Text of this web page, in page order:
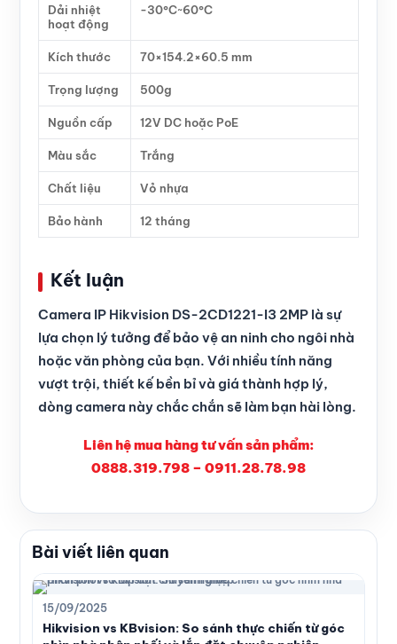
Dải nhiệt
hoạt động
-30°C~60°C
Kích thước 70×154.2×60.5 mm
Trọng lượng 500g
Nguồn cấp 12V DC hoặc PoE
Màu sắc Trắng
Chất liệu Vỏ nhựa
Bảo hành 12 tháng
Kết luận
Camera IP Hikvision DS-2CD1221-I3 2MP là sự
lựa chọn lý tưởng để bảo vệ an ninh cho ngôi nhà
hoặc văn phòng của bạn. Với nhiều tính năng
vượt trội, thiết kế bền bỉ và giá thành hợp lý,
dòng camera này chắc chắn sẽ làm bạn hài lòng.
Liên hệ mua hàng tư vấn sản phẩm:
0888.319.798 – 0911.28.78.98
Bài viết liên quan
15/09/2025
Hikvision vs KBvision: So sánh thực chiến từ góc